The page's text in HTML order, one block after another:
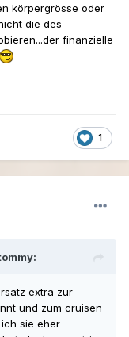
körpergrösse oder
die des
finanzielle
1
extra zur
und zum cruisen
sie eher